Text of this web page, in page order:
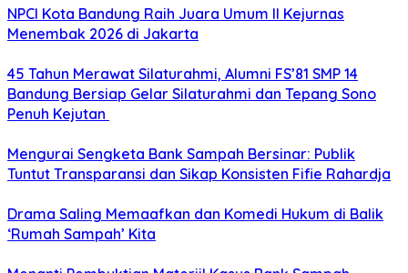
NPCI Kota Bandung Raih Juara Umum II Kejurnas
Menembak 2026 di Jakarta
45 Tahun Merawat Silaturahmi, Alumni FS’81 SMP 14
Bandung Bersiap Gelar Silaturahmi dan Tepang Sono
Penuh Kejutan
Mengurai Sengketa Bank Sampah Bersinar: Publik
Tuntut Transparansi dan Sikap Konsisten Fifie Rahardja
Drama Saling Memaafkan dan Komedi Hukum di Balik
‘Rumah Sampah’ Kita